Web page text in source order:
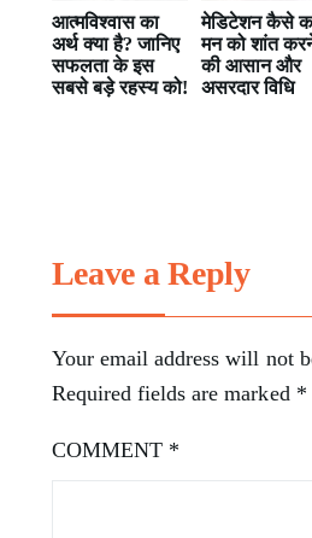
आत्मविश्वास का
अर्थ क्या है? जानिए
सफलता के इस
सबसे बड़े रहस्य को!
मेडिटेशन कैसे
मन को शांत
की आसान और
असरदार विधि
Leave a Reply
Your email address will not
Required fields are marked *
COMMENT *